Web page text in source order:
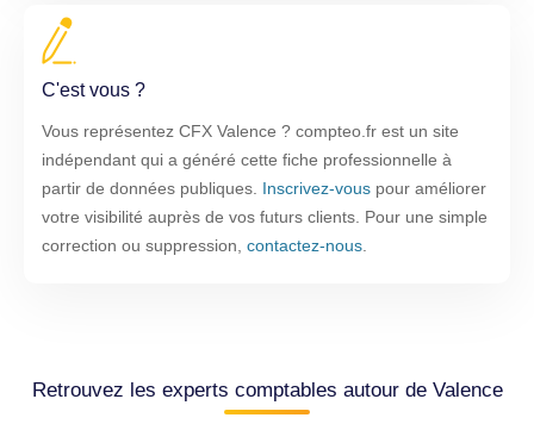
C'est vous ?
Vous représentez CFX Valence ? compteo.fr est un site
indépendant qui a généré cette fiche professionnelle à
partir de données publiques. Inscrivez-vous pour améliorer
votre visibilité auprès de vos futurs clients. Pour une simple
correction ou suppression, contactez-nous
Retrouvez les experts comptables autour de Valence